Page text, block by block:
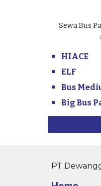
Sewa Bus
HIACE
ELF
Bus
Big Bus
PT